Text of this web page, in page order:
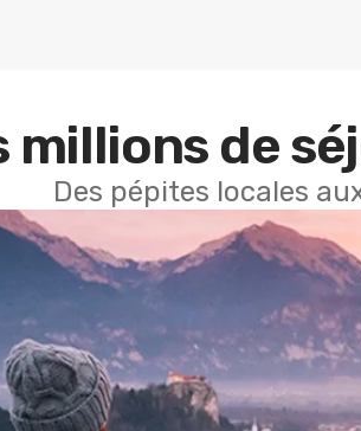
millions de
Des pépites locales